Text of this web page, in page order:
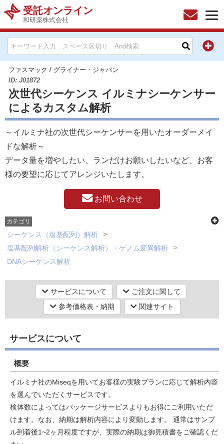
受託オンライン
和研薬株式会社
ファスマック / グライナー・ジャパン
ID: J01872
次世代シーケンス イルミナシーケンサー
によるカスタム解析
～イルミナ社の次世代シーケンサーを用いたオーダーメイ
ドな解析～
データ量を増やしたい、ランだけお願いしたいなど、お客
様の要望に応じてアレンジいたします。
お問い合わせ
カテゴリ
シーケンス（塩基配列）解析
塩基配列解析（シーケンス解析）・ゲノム変異解析
DNAシーケンス解析
塩基配列解析（シーケンス解析）・ゲノム変異解析
SNP解析・タイピング
シーケンス（塩基配列）解析
次世代シーケンス用ライブラリー作製
シーケンス（塩基配列）解析
次世代シーケンス（NGS）解析【ゲノムDNAシーケンス】
16S-rRNA アンプリコン解析（細菌叢解析）
シーケンス（塩基配列）解析
次世代シーケンス（NGS）解析【ゲノムDNAシーケンス】
環境DNA解析
シーケンス（塩基配列）解析
サービスについて
ご注文に関して
参考価格表・納期
関連サイト
サービスについて
概要
イルミナ社のMiseqを用いてお客様の実験プランに応じて解析内容
を選んでいただくサービスです。
検体数によってはパッケージサービスよりもお得にご利用いただ
けます。なお、納期は解析内容により変動します。 通常はサンプ
ル到着後1~2ヶ月程度ですが、実際の納期は御見積書をご確認くだ
HOME
お問い合わせ
お知らせ
キャンペーン情報一覧
製品カテゴリー一覧
メーカー別索引
ご利用ガイド
研究機器オンライン
ラボプランニング
実験フローガイド
ワケンG オンラインショップ
和研薬 ホームページ